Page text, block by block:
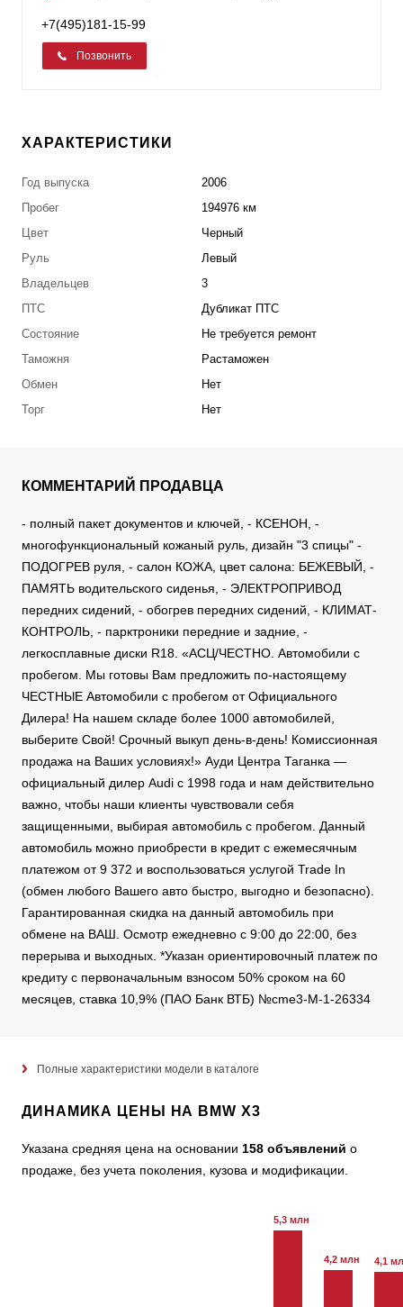
+7(495)181-15-99
Позвонить
ХАРАКТЕРИСТИКИ
Год выпуска
2006
Пробег
194976 км
Цвет
Черный
Руль
Левый
Владельцев
3
ПТС
Дубликат ПТС
Состояние
Не требуется ремонт
Таможня
Растаможен
Обмен
Нет
Торг
Нет
КОММЕНТАРИЙ ПРОДАВЦА
- полный пакет документов и ключей, - КСЕНОН, -
многофункциональный кожаный руль, дизайн "3 спицы" -
ПОДОГРЕВ руля, - салон КОЖА, цвет салона: БЕЖЕВЫЙ, -
ПАМЯТЬ водительского сиденья, - ЭЛЕКТРОПРИВОД
передних сидений, - обогрев передних сидений, - КЛИМАТ-
КОНТРОЛЬ, - парктроники передние и задние, -
легкосплавные диски R18. «АСЦ/ЧЕСТНО. Автомобили с
пробегом. Мы готовы Вам предложить по-настоящему
ЧЕСТНЫЕ Автомобили с пробегом от Официального
Дилера! На нашем складе более 1000 автомобилей,
выберите Свой! Срочный выкуп день-в-день! Комиссионная
продажа на Ваших условиях!» Ауди Центра Таганка —
официальный дилер Audi с 1998 года и нам действительно
важно, чтобы наши клиенты чувствовали себя
защищенными, выбирая автомобиль с пробегом. Данный
автомобиль можно приобрести в кредит с ежемесячным
платежом от 9 372 и воспользоваться услугой Trade In
(обмен любого Вашего авто быстро, выгодно и безопасно).
Гарантированная скидка на данный автомобиль при
обмене на ВАШ. Осмотр ежедневно с 9:00 до 22:00, без
перерыва и выходных. *Указан ориентировочный платеж по
кредиту c первоначальным взносом 50% сроком на 60
месяцев, ставка 10,9% (ПАО Банк ВТБ) №cme3-M-1-26334
Полные характеристики модели в каталоге
ДИНАМИКА ЦЕНЫ НА BMW X3
Указана средняя цена на основании 158 объявлений о
продаже, без учета поколения, кузова и модификации.
5,3 млн
4,2 млн 4,1